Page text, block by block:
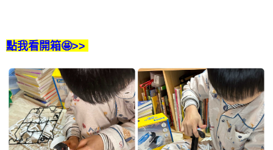
點我看開箱🤩>>